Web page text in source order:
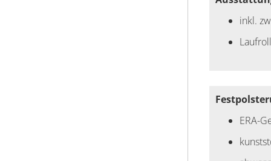
inkl.
ERA-